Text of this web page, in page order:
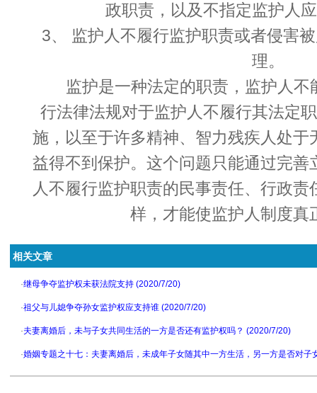
政职责，以及不指定监护人
3、 监护人不履行监护职责或者侵害
理。
监护是一种法定的职责，监护人
行法律法规对于监护人不履行其法定
施，以至于许多精神、智力残疾人处于
益得不到保护。这个问题只能通过完善
人不履行监护职责的民事责任、行政
样，才能使监护人制度真
相关文章
·继母争夺监护权未获法院支持 (2020/7/20)
·祖父与儿媳争夺孙女监护权应支持谁 (2020/7/20)
·夫妻离婚后，未与子女共同生活的一方是否还有监护权吗？ (2020/7/20)
·婚姻专题之十七：夫妻离婚后，未成年子女随其中一方生活，另一方是否对子